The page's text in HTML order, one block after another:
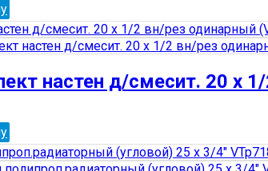
настен д/смесит. 20 х